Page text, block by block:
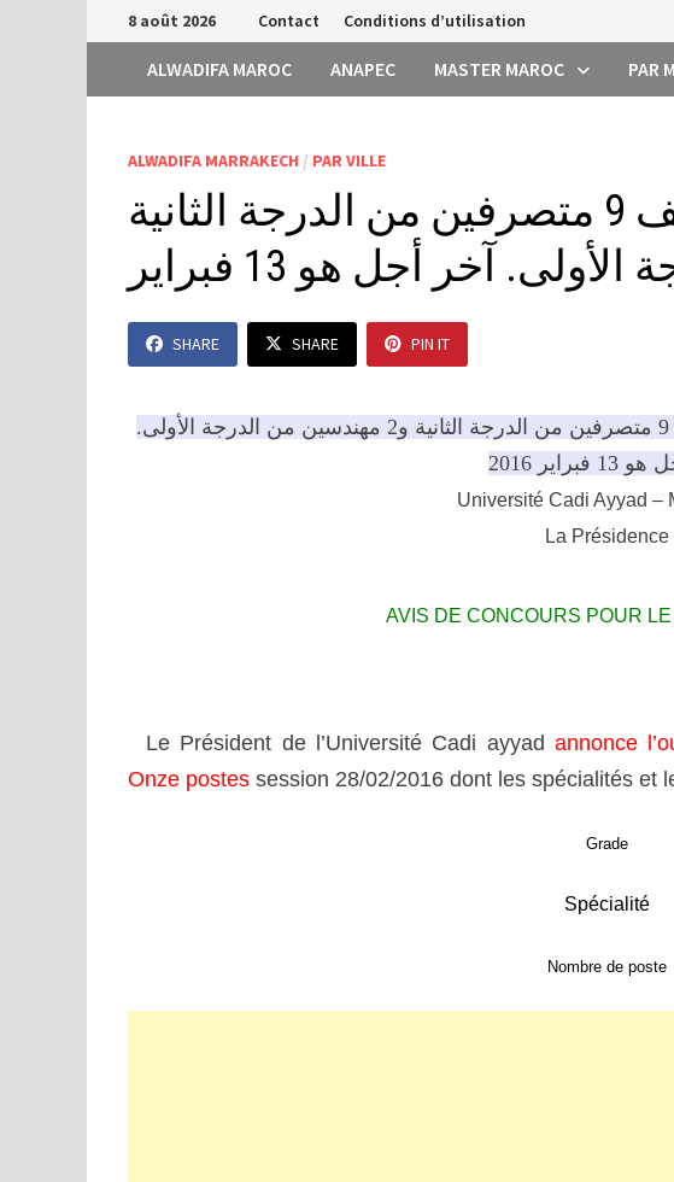
Passer
au
contenu
8 août 2026 Contact Conditions d’utilisation
ALWADIFA MAROC ANAPEC MASTER MAROC PAR
ALWADIFA MARRAKECH / PAR VILLE
مراكش: مباراة لتوظيف 9 متصرفين من الدرجة الثانية
SHARE SHARE PIN IT
جامعة القاضي عياض بمراكش: مباراة لتوظيف 9 متصرفين من الدرجة الثانية و2 مهندسين من الدرجة الأولى.
فبراير 2016
Université Cadi Ayyad –
La Présidence
AVIS DE CONCOURS POUR
Le Président de l’Université Cadi ayyad annonce
Onze postes session 28/02/2016 dont les spécialités et
Grade
Spécialité
Nombre de poste